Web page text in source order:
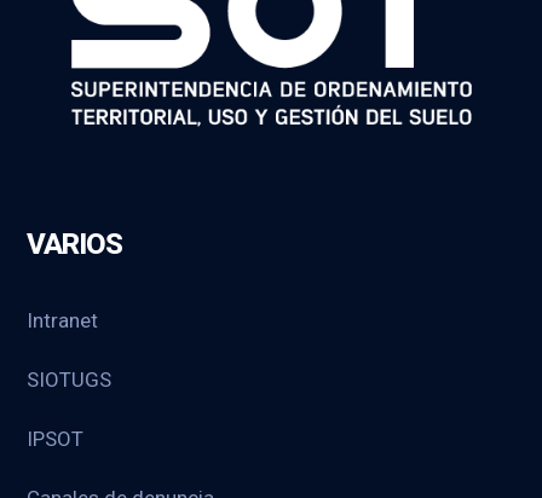
VARIOS
Intranet
SIOTUGS
IPSOT